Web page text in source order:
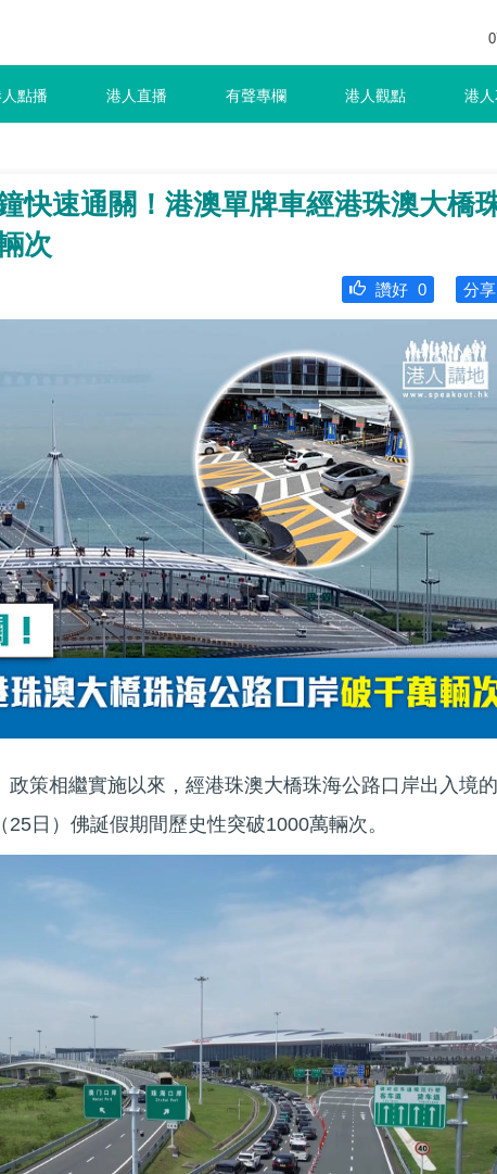
點播 港人直播 有聲專欄 港人觀點 港
快速通關！港澳單牌車經港珠澳大橋
次
分享
讚好 0
政策相繼實施以來，經港珠澳大橋珠海公路口岸出入境的
日）佛誕假期間歷史性突破1000萬輛次。